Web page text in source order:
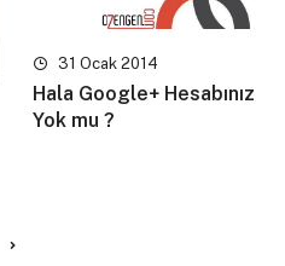
31 Ocak 2014
Hala Google+ Hesabınız
Yok mu ?